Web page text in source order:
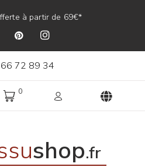
à partir de 69€*
72 89 34
0
shop.fr